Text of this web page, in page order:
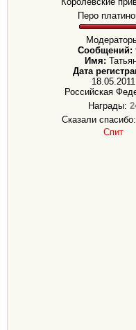
Перо
Сообщений:
Имя:
Дата
18.05.2011
Российская
Награды:
Сказали спасибо:
Спит